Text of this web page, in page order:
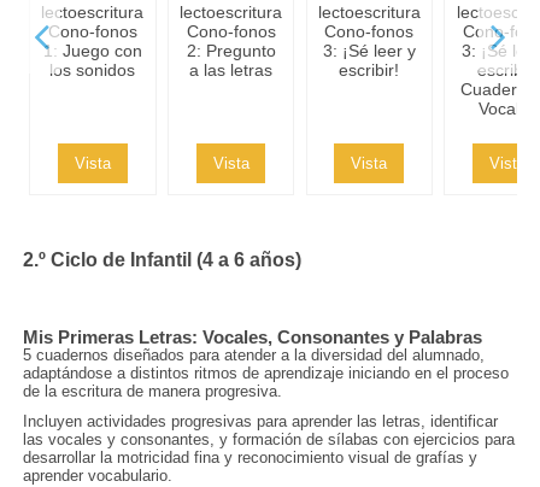
lectoescritura
Cono-fonos
1: Juego con
los sonidos
Vista
lectoescritura
Cono-fonos
2: Pregunto
a las letras
Vista
lectoescritura
Cono-fonos
3: ¡Sé leer y
escribir!
Vista
Cono-
3: ¡Sé
escribir!
Cuaderno
Vocales
Vista
lectoescritura
Cuaderno 4:
Consonantes
b,...
Vista
lectoescritura
Cuaderno 5:
Consonantes
r,...
Vista
Cuaderno 6:
Consonantes
f,...
Vista
Cuaderno
ll,...
2.º Ciclo de Infantil (4 a 6 años)
Mis Primeras Letras: Vocales, Consonantes y Palabras
5 cuadernos diseñados para atender a la diversidad del alumnado,
adaptándose a distintos ritmos de aprendizaje iniciando en el proceso
de la escritura de manera progresiva.
Incluyen actividades progresivas para aprender las letras, identificar
las vocales y consonantes, y formación de sílabas con ejercicios para
desarrollar la motricidad fina y reconocimiento visual de grafías y
aprender vocabulario.